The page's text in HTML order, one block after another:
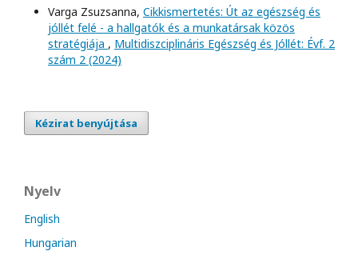
Varga Zsuzsanna, Cikkismertetés: Út az egészség és
jóllét felé - a hallgatók és a munkatársak közös
stratégiája , Multidiszciplináris Egészség és Jóllét: Évf. 2
szám 2 (2024)
Kézirat benyújtása
Nyelv
English
Hungarian